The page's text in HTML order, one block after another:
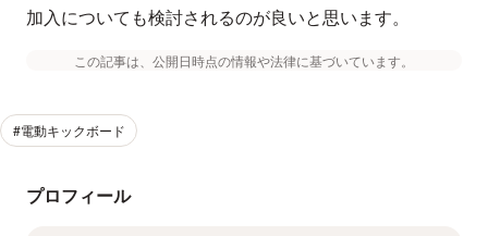
加入についても検討されるのが良いと思います。
この記事は、公開日時点の情報や法律に基づいています。
#電動キックボード
プロフィール